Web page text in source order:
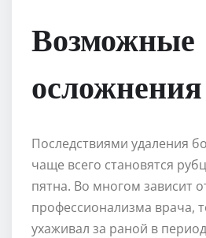
Возможные
осложнения
Последствиями удаления
чаще всего становятся
пятна. Во многом зависит
профессионализма врача,
ухаживал за раной в